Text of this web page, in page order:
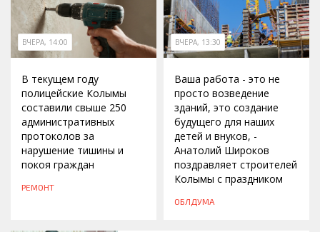
ВЧЕРА, 14:00
В текущем году
полицейские Колымы
составили свыше 250
административных
протоколов за
нарушение тишины и
покоя граждан
РЕМОНТ
ВЧЕРА, 13:30
Ваша работа - это не
просто возведение
зданий, это создание
будущего для наших
детей и внуков, -
Анатолий Широков
поздравляет строителей
Колымы с праздником
ОБЛДУМА